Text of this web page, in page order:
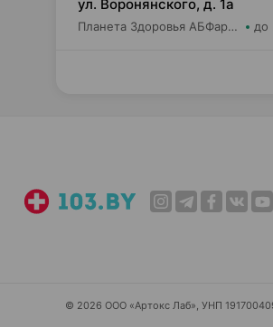
ул. Воронянского, д. 1а
Планета Здоровья АБФармация ИООО Аптека №15 до
© 2026 ООО «Артокс Лаб», УНП